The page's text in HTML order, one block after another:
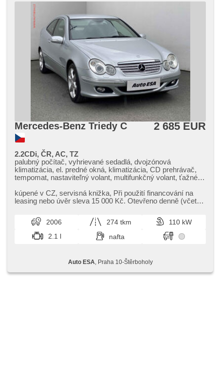
Mercedes-Benz Triedy C 2 685 EUR
2.2CDi, ČR, AC, TZ
palubný počítač, vyhrievané sedadlá, dvojzónová
klimatizácia, el. predné okná, klimatizácia, CD prehrávač,
tempomat, nastaviteľný volant, multifunkčný volant, ťažné
prevodovka, el. zrkadlá, ostrekovače svetlometov,
posilňovač riadenia, xenónové svetlomety, centrál diaľkový,
imobilizér, 4x airbag
kúpené v CZ,​ servisná knižka,​ Při použití financování na
leasing nebo úvěr sleva 15 000 Kč. Otevřeno denně (včetně
2006 274 tkm
110 kW
2.1 l
nafta
Auto ESA , Praha 10-Štěrboholy